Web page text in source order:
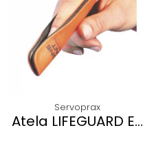
Servoprax
Atela LIFEGUARD E-